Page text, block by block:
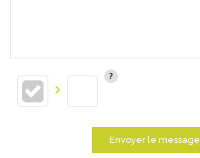
Envoyer le message